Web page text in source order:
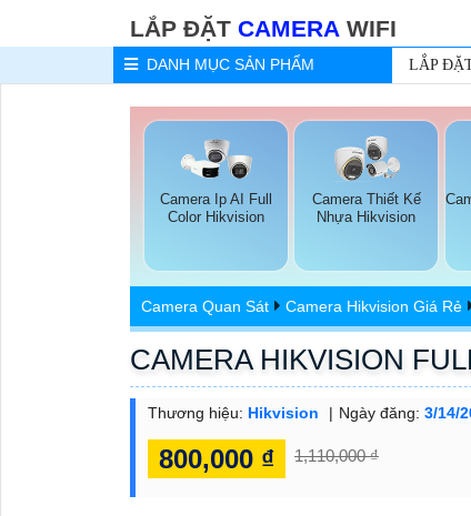
LẮP ĐẶT CAMERA WIFI
DANH MỤC SẢN PHẨM LẮP
Camera Ip AI Full
Color Hikvision
Camera Thiết Kế
Nhựa Hikvision
Camera Quan Sát Camera Hikvision Giá Rẻ
CAMERA HIKVISION
Thương hiệu: Hikvision Ngày đăng: 3/14/
800,000 ₫ 1,110,000 ₫